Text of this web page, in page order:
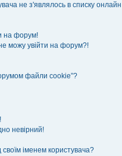
не з'являлось в списку онлайн
на форум!
можу увійти на форум?!
файли cookie”?
невірний!
іменем користувача?